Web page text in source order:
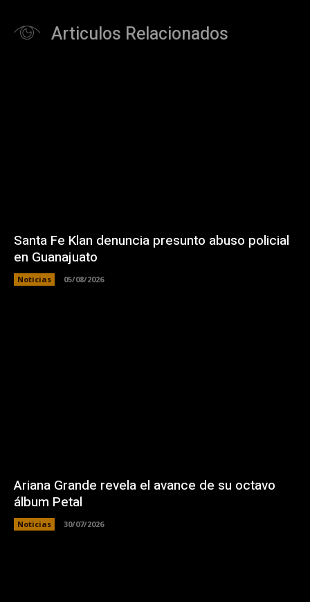
Articulos Relacionados
Santa Fe Klan denuncia presunto abuso policial
en Guanajuato
Noticias 05/08/2026
Ariana Grande revela el avance de su octavo
álbum Petal
Noticias 30/07/2026